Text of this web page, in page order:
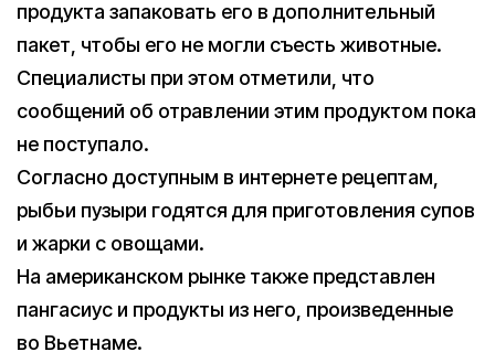
продукта запаковать его в дополнительный
пакет, чтобы его не могли съесть животные.
Специалисты при этом отметили, что
сообщений об отравлении этим продуктом пока
не поступало.
Согласно доступным в интернете рецептам,
рыбьи пузыри годятся для приготовления супов
и жарки с овощами.
На американском рынке также представлен
пангасиус и продукты из него, произведенные
во Вьетнаме.